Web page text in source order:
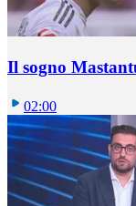
Il sogno
02:00